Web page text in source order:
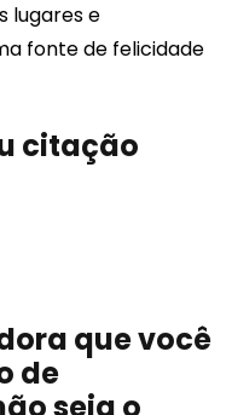
lugares e
fonte de felicidade
citação
que você
de